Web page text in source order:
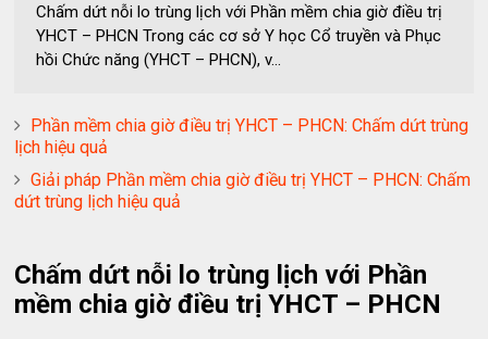
Chấm dứt nỗi lo trùng lịch với Phần mềm chia giờ điều trị
YHCT – PHCN Trong các cơ sở Y học Cổ truyền và Phục
hồi Chức năng (YHCT – PHCN), v...
Phần mềm chia giờ điều trị YHCT – PHCN: Chấm dứt trùng
lịch hiệu quả
Giải pháp Phần mềm chia giờ điều trị YHCT – PHCN: Chấm
dứt trùng lịch hiệu quả
Chấm dứt nỗi lo trùng lịch với Phần
mềm chia giờ điều trị YHCT – PHCN